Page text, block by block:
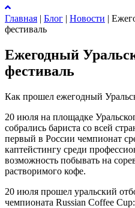
Главная | Блог | Новости |
фестиваль
Ежегодный
фестиваль
Как прошел ежегодный
20 июля на площадке
собрались бариста со всей
первый в России чемпионат
каптейстингу среди
возможность побывать на
растворимого кофе.
20 июля прошел уральский
чемпионата Russian Coffee Cup: